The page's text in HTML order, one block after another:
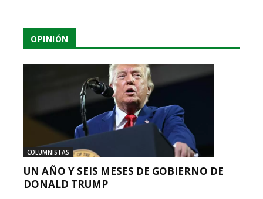
OPINIÓN
COLUMNISTAS
UN AÑO Y SEIS MESES DE GOBIERNO DE
DONALD TRUMP